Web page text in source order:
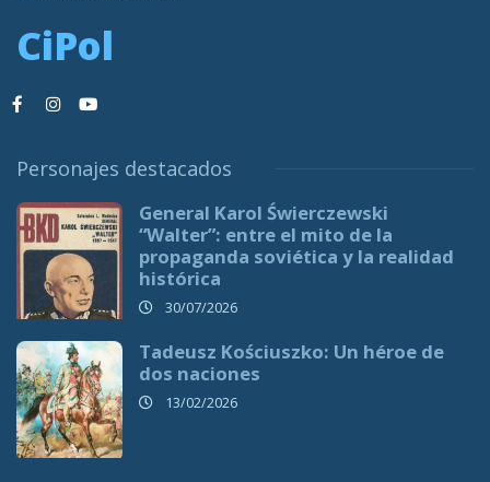
CiPol
Personajes destacados
General Karol Świerczewski
“Walter”: entre el mito de la
propaganda soviética y la realidad
histórica
30/07/2026
Tadeusz Kościuszko: Un héroe de
dos naciones
13/02/2026